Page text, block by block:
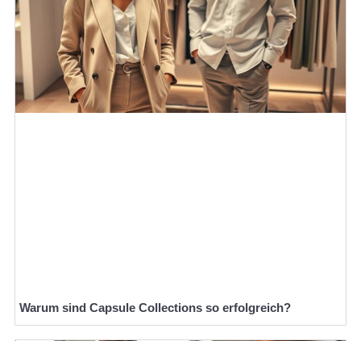
Warum sind Capsule Collections so erfolgreich?